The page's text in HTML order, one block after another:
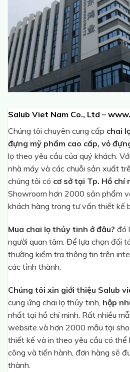
Salub Viet Nam Co., Ltd –
Chúng tôi chuyên cung cấp chai
đựng mỹ phẩm cao cấp, vỏ
lọ theo yêu cầu của quý khách.
nhà máy và các chuỗi sản xuất
chúng tôi có cơ sở tại Tp. Hồ chí
Showroom hơn 2000 sản phẩm
khách hàng trong tư vấn thiết kế
Mua chai lọ thủy tinh ở đâu? đó
người quan tâm. Để lựa chọn đối
thường kiểm tra thông tin trên
các tỉnh thành.
Chúng tôi xin giới thiệu Salub
cung ứng chai lọ thủy tinh, hộp
nhất tại hồ chí minh. Rất nhiều
website và hơn 2000 mẫu tại
thiết kế và in theo yêu cầu có thể
công và tiến hành, đơn hàng sẽ
thành.